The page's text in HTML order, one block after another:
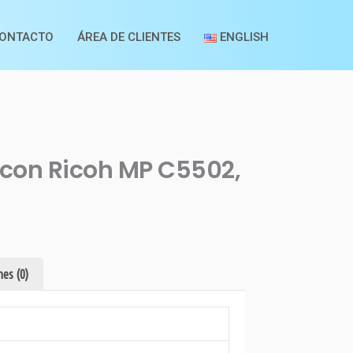
ÁREA DE CLIENTES ENGLISH
Ricoh MP C5502,
(0)